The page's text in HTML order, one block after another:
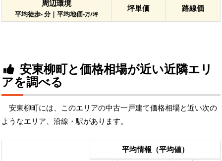
周辺環境
平均徒歩- 分 | 平均地価-万/坪
坪単価 路線価
安東柳町と価格相場が近い近隣エリ
アを調べる
安東柳町には、このエリアの中古一戸建て価格相場と近い次の
ようなエリア、沿線・駅があります。
平均情報（平均値）